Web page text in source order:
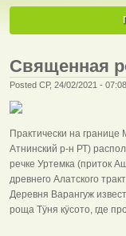
Священная
Posted СР, 24/02/2021 - 07:08
Практически на
Атнинский р-н РТ)
речке Уртемка (приток
древнего Алатского
Деревня Варангуж
роща Тӱня кӱсото, где